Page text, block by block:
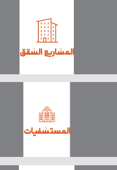
المشاريع الشقق
المستشفيات